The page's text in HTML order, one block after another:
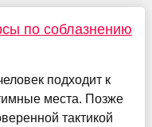
по соблазнению
подходит к
места. Позже
тактикой